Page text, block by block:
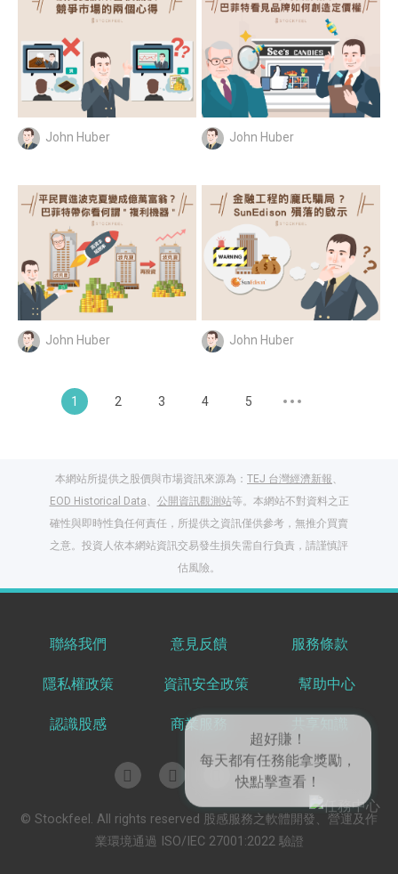
John Huber John Huber
John Huber John Huber
1 2 3 4 5
本網站所提供之股價與市場資訊來源為： TEJ 台灣經濟新報
EOD Historical Data
公開資訊觀測站等。本網站不對資料之正
確性與即時性負任何責任，所提供之資訊僅供參考，無推介買賣
之意。投資人依本網站資訊交易發生損失需自行負責，請謹慎評
估風險。
聯絡我們 意見反饋 服務條款
隱私權政策 資訊安全政策 幫助中心
認識股感 商業服務
© Stockfeel. All rights reserved 股感服務之軟體開發、營運及作
業環境通過 ISO/IEC 27001:2022 驗證
超好賺！
每天都有任務能拿獎勵，
快點擊查看！
登入股感會員，閱讀
任一文章
出國就缺這咖？股
感會員免費帶回